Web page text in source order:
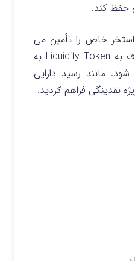
حفظ کند.
خاص را تأمین می
کنید ، توکن جدیدی معروف به Liquidity Token به
مانند رسید دارایی
نقدینگی فراهم کردید.